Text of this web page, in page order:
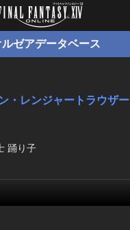
ルゼアデータベース
・レンジャートラウザー
踊り子